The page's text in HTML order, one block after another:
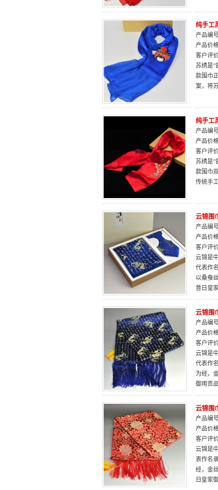
纯手工
产品编
产品价
客户评
苏绣是
款围巾
案，将
纯手工
产品编
产品价
客户评
苏绣是
款围巾
传统手
云锦围
产品编
产品价
客户评
云锦是
代表作
以桑蚕
昔日皇
云锦围
产品编
产品价
客户评
云锦是
代表作
为经，
御用贡
云锦围
产品编
产品价
客户评
云锦是
表作名
经，金
日皇家